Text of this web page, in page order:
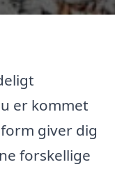
er kommet
giver dig
forskellige